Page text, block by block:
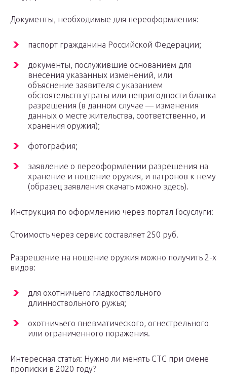
Документы, необходимые для переоформления:
паспорт гражданина Российской Федерации;
документы, послужившие основанием для
внесения указанных изменений, или
объяснение заявителя с указанием
обстоятельств утраты или непригодности бланка
разрешения (в данном случае — изменения
данных о месте жительства, соответственно, и
хранения оружия);
фотография;
заявление о переоформлении разрешения на
хранение и ношение оружия, и патронов к нему
(образец заявления скачать можно здесь).
Инструкция по оформлению через портал Госуслуги:
Стоимость через сервис составляет 250 руб.
Разрешение на ношение оружия можно получить 2-х
видов:
для охотничьего гладкоствольного
длинноствольного ружья;
охотничьего пневматического, огнестрельного
или ограниченного поражения.
Интересная статья: Нужно ли менять СТС при смене
прописки в 2020 году?